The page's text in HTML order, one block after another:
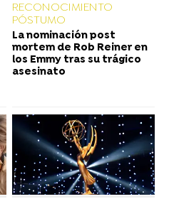
RECONOCIMIENTO
PÓSTUMO
La nominación post
mortem de Rob Reiner en
los Emmy tras su trágico
asesinato